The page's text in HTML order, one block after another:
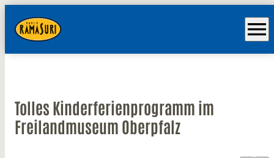
menu
Tolles Kinderferienprogramm im
Freilandmuseum Oberpfalz